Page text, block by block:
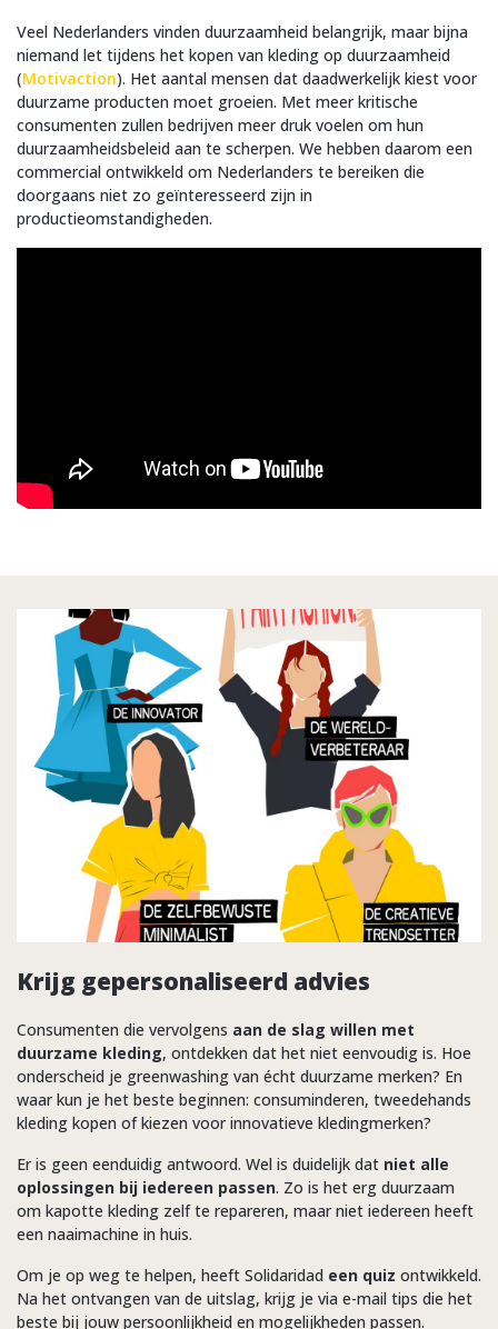
Veel Nederlanders vinden duurzaamheid belangrijk, maar bijna
niemand let tijdens het kopen van kleding op duurzaamheid
(Motivaction). Het aantal mensen dat daadwerkelijk kiest voor
duurzame producten moet groeien. Met meer kritische
consumenten zullen bedrijven meer druk voelen om hun
duurzaamheidsbeleid aan te scherpen. We hebben daarom een
commercial ontwikkeld om Nederlanders te bereiken die
doorgaans niet zo geïnteresseerd zijn in
productieomstandigheden.
Krijg gepersonaliseerd advies
Consumenten die vervolgens aan de slag willen met
duurzame kleding, ontdekken dat het niet eenvoudig is. Hoe
onderscheid je greenwashing van écht duurzame merken? En
waar kun je het beste beginnen: consuminderen, tweedehands
kleding kopen of kiezen voor innovatieve kledingmerken?
Er is geen eenduidig antwoord. Wel is duidelijk dat niet alle
oplossingen bij iedereen passen. Zo is het erg duurzaam
om kapotte kleding zelf te repareren, maar niet iedereen heeft
een naaimachine in huis.
Om je op weg te helpen, heeft Solidaridad een quiz ontwikkeld.
Na het ontvangen van de uitslag, krijg je via e-mail tips die het
beste bij jouw persoonlijkheid en mogelijkheden passen.